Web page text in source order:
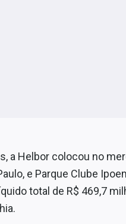
a Helbor colocou no
e Parque Clube
total de R$ 469,7